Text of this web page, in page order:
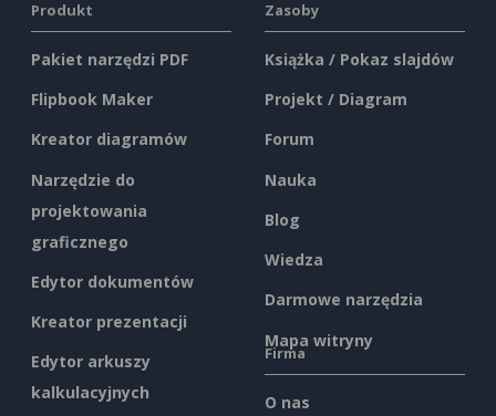
Produkt
Pakiet narzędzi PDF
Flipbook Maker
Kreator diagramów
Narzędzie do
projektowania
graficznego
Edytor dokumentów
Kreator prezentacji
Edytor arkuszy
kalkulacyjnych
Zasoby
Książka / Pokaz slajdów
Projekt / Diagram
Forum
Nauka
Blog
Wiedza
Darmowe narzędzia
Mapa witryny
Firma
O nas